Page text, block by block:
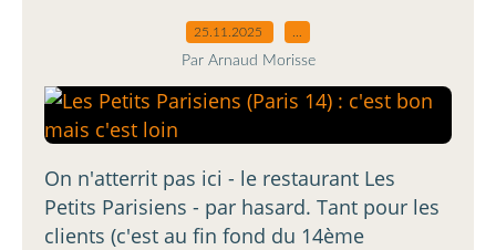
25.11.2025
Par Arnaud Morisse
On n'atterrit pas ici - le restaurant Les
Petits Parisiens - par hasard. Tant pour les
clients (c'est au fin fond du 14ème